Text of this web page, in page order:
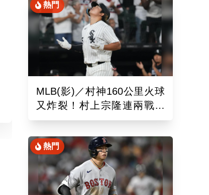
熱門
MLB(影)／村神160公里火球
又炸裂！村上宗隆連兩戰開
砲 第26轟再寫日本紀錄
熱門